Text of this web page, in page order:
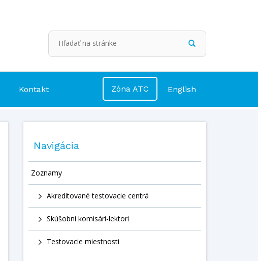
Kontakt English
Zóna ATC
Navigácia
Zoznamy
Akreditované testovacie centrá
Skúšobní komisári-lektori
Testovacie miestnosti